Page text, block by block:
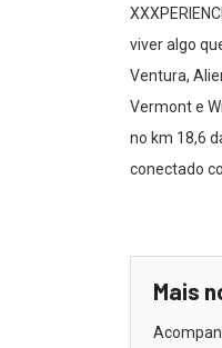
viver algo
Ventura,
Vermont e
no km 18,6
conectado
Mais